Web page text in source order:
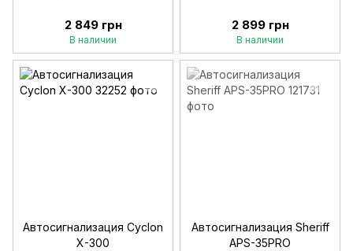
2 849 грн
В наличии
2 899 грн
В наличии
Автосигнализация Cyclon
X-300
Автосигнализация Sheriff
APS-35PRO